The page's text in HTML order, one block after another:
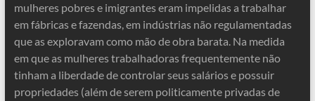
mulheres pobres e imigrantes eram impelidas a trabalhar
em fábricas e fazendas, em indústrias não regulamentadas
que as exploravam como mão de obra barata. Na medida
em que as mulheres trabalhadoras frequentemente não
tinham a liberdade de controlar seus salários e possuir
propriedades (além de serem politicamente privadas de